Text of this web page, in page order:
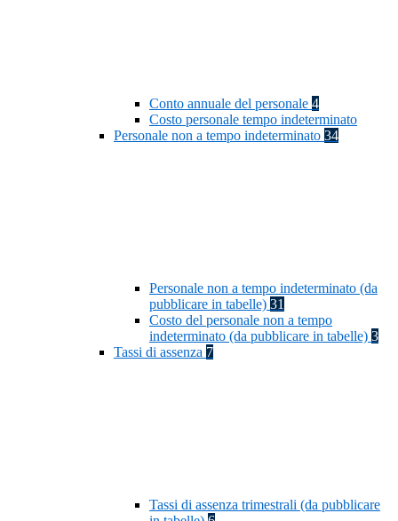
Conto annuale del personale 4
Costo personale tempo indeterminato
Personale non a tempo indeterminato 34
Personale non a tempo indeterminato (da
pubblicare in tabelle) 31
Costo del personale non a tempo
indeterminato (da pubblicare in tabelle) 3
Tassi di assenza 7
Tassi di assenza trimestrali (da pubblicare